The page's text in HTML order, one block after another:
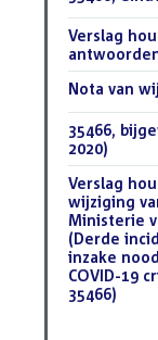
bestand:
Download
bestand:
Verslag
Download
bestand:
Nota van
Download
bestand:
35466,
2020)
Download
bestand:
Verslag
wijziging
Ministerie
(Derde
inzake
COVID-19
35466)